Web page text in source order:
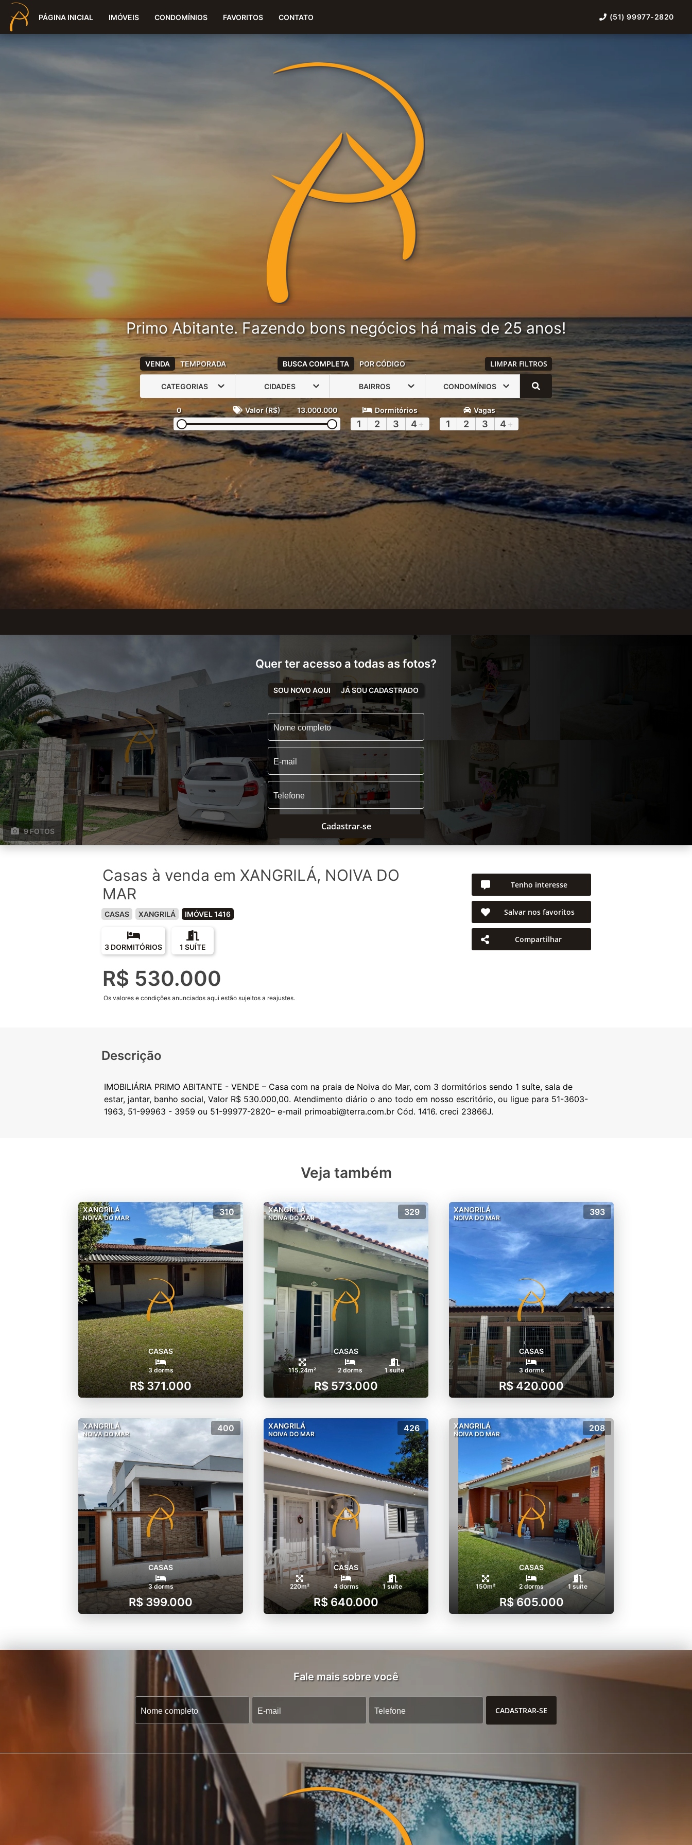
PÁGINA INICIAL IMÓVEIS CONDOMÍNIOS FAVORITOS CONTATO (51) 99977-2820
Primo Abitante. Fazendo bons negócios há mais de 25 anos!
VENDA TEMPORADA BUSCA COMPLETA POR CÓDIGO LIMPAR FILTROS
CATEGORIAS CIDADES BAIRROS CONDOMÍNIOS
0 Valor (R$) 13.000.000 Dormitórios
1 2 3 4 +
Vagas
1 2 3 4 +
Quer ter acesso a todas as fotos?
SOU NOVO AQUI JÁ SOU CADASTRADO
Cadastrar-se
9 FOTOS
Casas à venda em XANGRILÁ, NOIVA DO
MAR
CASAS XANGRILÁ IMÓVEL 1416
3 DORMITÓRIOS 1 SUÍTE
R$ 530.000
Os valores e condições anunciados aqui estão sujeitos a reajustes.
Tenho interesse
Salvar nos favoritos
Compartilhar
Descrição
IMOBILIÁRIA PRIMO ABITANTE - VENDE – Casa com na praia de Noiva do Mar, com 3 dormitórios sendo 1 suíte, sala de
estar, jantar, banho social, Valor R$ 530.000,00. Atendimento diário o ano todo em nosso escritório, ou ligue para 51-3603-
Veja também
XANGRILÁ
NOIVA DO MAR
310
CASAS
3 dorms
R$ 371.000
XANGRILÁ
NOIVA DO MAR
329
CASAS
115.24m² 2 dorms 1 suíte
R$ 573.000
XANGRILÁ
NOIVA DO MAR
393
CASAS
3 dorms
R$ 420.000
XANGRILÁ
NOIVA DO MAR
400
CASAS
3 dorms
R$ 399.000
XANGRILÁ
NOIVA DO MAR
426
CASAS
220m² 4 dorms 1 suíte
R$ 640.000
XANGRILÁ
NOIVA DO MAR
208
CASAS
150m² 2 dorms 1 suíte
R$ 605.000
Fale mais sobre você
CADASTRAR-SE